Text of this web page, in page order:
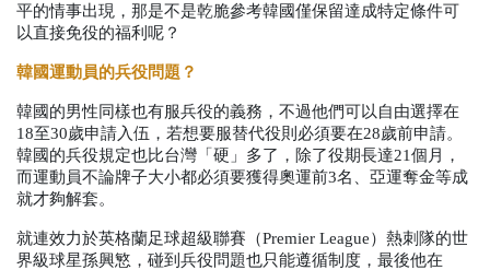
平的情事出現，那是不是乾脆參考韓國僅保留達成特定條件可
以直接免役的福利呢？
韓國運動員的兵役問題？
韓國的男性同樣也有服兵役的義務，不過他們可以自由選擇在
18至30歲申請入伍，若想要服替代役則必須要在28歲前申請。
韓國的兵役規定也比台灣「硬」多了，除了役期長達21個月，
而運動員不論牌子大小都必須要獲得奧運前3名、亞運奪金等成
就才夠解套。
就連效力於英格蘭足球超級聯賽（Premier League）熱刺隊的世
界級球星孫興慜，碰到兵役問題也只能遵循制度，最後他在